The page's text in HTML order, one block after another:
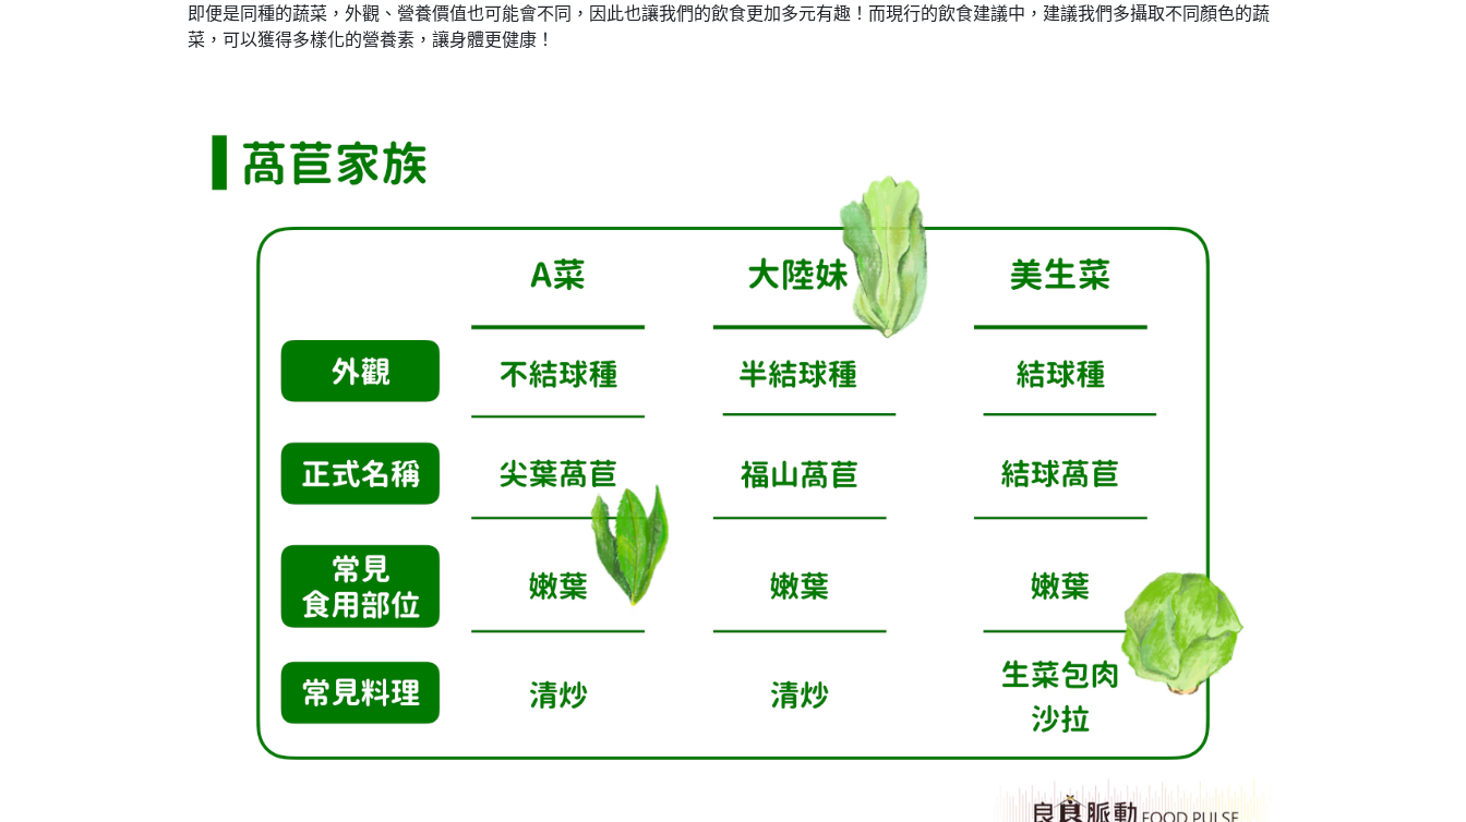
即便是同種的蔬菜，外觀、營養價值也可能會不同，因此也讓我們的飲食更加多元有趣！而現行的飲食建議中，建議我們多攝取不同顏色的蔬
菜，可以獲得多樣化的營養素，讓身體更健康！